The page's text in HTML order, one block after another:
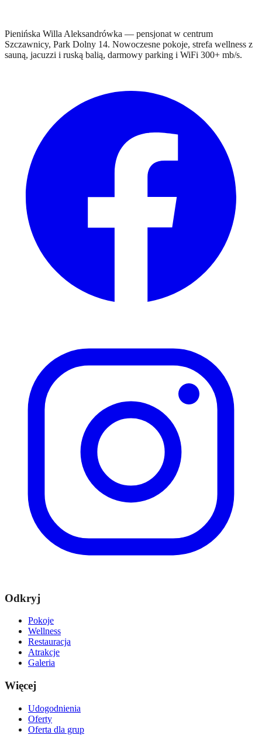
Pienińska Willa Aleksandrówka — pensjonat w centrum
Szczawnicy, Park Dolny 14. Nowoczesne pokoje, strefa wellness z
sauną, jacuzzi i ruską balią, darmowy parking i WiFi 300+ mb/s.
Odkryj
Pokoje
Wellness
Restauracja
Atrakcje
Galeria
Więcej
Udogodnienia
Oferty
Oferta dla grup